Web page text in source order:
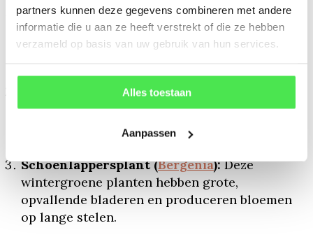
partners kunnen deze gegevens combineren met andere
informatie die u aan ze heeft verstrekt of die ze hebben
verzameld op basis van uw gebruik van hun services.
Alles toestaan
Aanpassen
Lissen (Iris): Lissen zijn populaire
oeverplanten met opvallende bloemen die
gedijen in vochtige grond langs de waterkant.
Acorus):Kalmoes is een
grasachtige plant met langwerpige bladeren
en gedijt goed in natte omgevingen.
Schoenlappersplant (Bergenia):Deze
wintergroene planten hebben grote,
opvallende bladeren en produceren bloemen
op lange stelen.